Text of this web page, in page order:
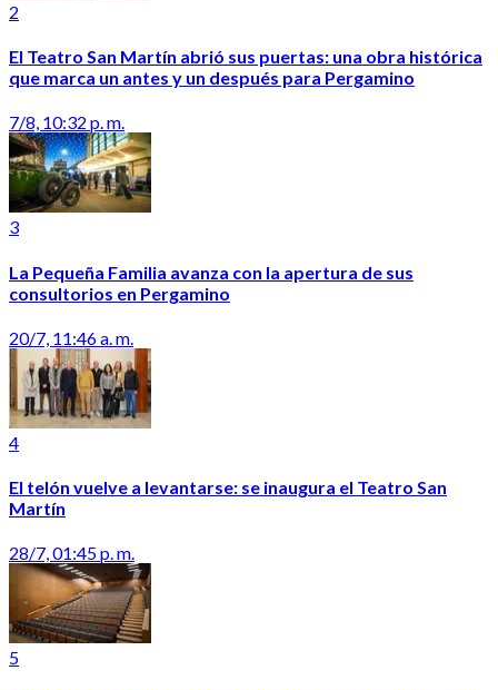
2
El Teatro San Martín abrió sus puertas: una obra histórica
que marca un antes y un después para Pergamino
7/8, 10:32 p. m.
3
La Pequeña Familia avanza con la apertura de sus
consultorios en Pergamino
20/7, 11:46 a. m.
4
El telón vuelve a levantarse: se inaugura el Teatro San
Martín
28/7, 01:45 p. m.
5